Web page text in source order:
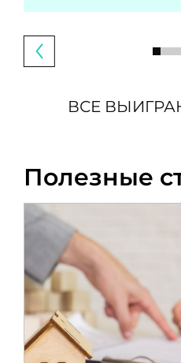
ВСЕ
Полезные